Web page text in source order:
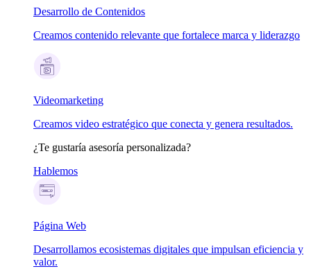
Desarrollo de Contenidos
Creamos contenido relevante que fortalece marca y liderazgo
Videomarketing
Creamos video estratégico que conecta y genera resultados.
¿Te gustaría asesoría personalizada?
Hablemos
Página Web
Desarrollamos ecosistemas digitales que impulsan eficiencia y
valor.